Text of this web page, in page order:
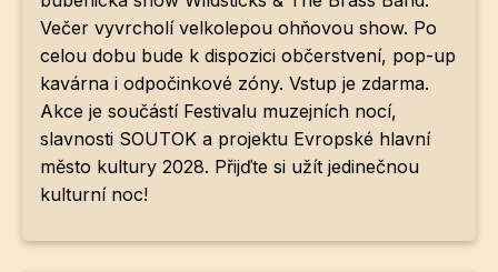
Večer vyvrcholí velkolepou ohňovou show. Po
celou dobu bude k dispozici občerstvení, pop-up
kavárna i odpočinkové zóny. Vstup je zdarma.
Akce je součástí Festivalu muzejních nocí,
slavnosti SOUTOK a projektu Evropské hlavní
město kultury 2028. Přijďte si užít jedinečnou
kulturní noc!